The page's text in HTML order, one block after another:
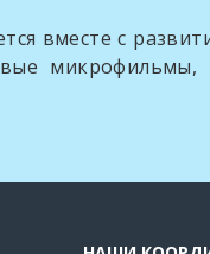
с
микрофильмы,